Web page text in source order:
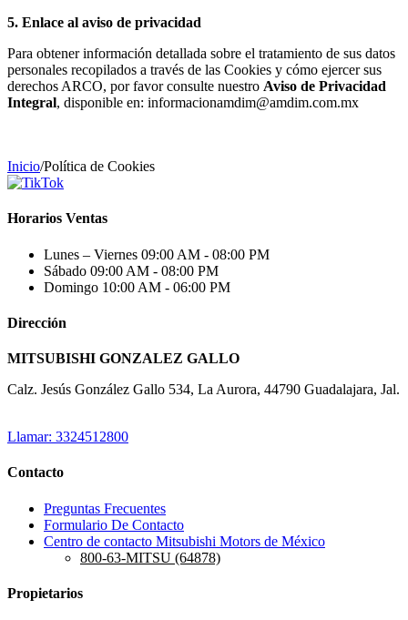
5. Enlace al aviso de privacidad
Para obtener información detallada sobre el tratamiento de sus datos
personales recopilados a través de las Cookies y cómo ejercer sus
derechos ARCO, por favor consulte nuestro Aviso de Privacidad
Integral, disponible en: informacionamdim@amdim.com.mx
Inicio/Política de Cookies
Horarios Ventas
Lunes – Viernes 09:00 AM - 08:00 PM
Sábado 09:00 AM - 08:00 PM
Domingo 10:00 AM - 06:00 PM
Dirección
MITSUBISHI GONZALEZ GALLO
Calz. Jesús González Gallo 534, La Aurora, 44790 Guadalajara, Jal.
Llamar: 3324512800
Contacto
Preguntas Frecuentes
Formulario De Contacto
Centro de contacto Mitsubishi Motors de México
800-63-MITSU (64878)
Propietarios